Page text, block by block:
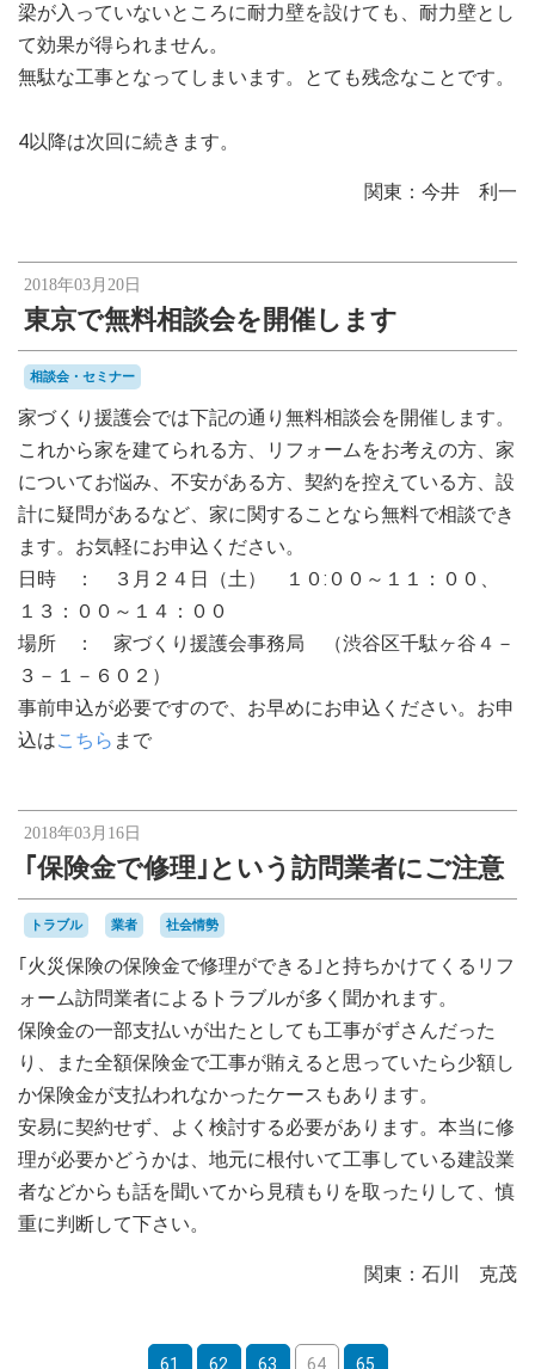
梁が入っていないところに耐力壁を設けても、耐力壁とし
て効果が得られません。
無駄な工事となってしまいます。とても残念なことです。
4以降は次回に続きます。
関東：今井 利一
2018年03月20日
東京で無料相談会を開催します
相談会・セミナー
家づくり援護会では下記の通り無料相談会を開催します。
これから家を建てられる方、リフォームをお考えの方、家
についてお悩み、不安がある方、契約を控えている方、設
計に疑問があるなど、家に関することなら無料で相談でき
ます。お気軽にお申込ください。
日時 ： ３月２４日（土） １０:００～１１：００、
１３：００～１４：００
場所 ： 家づくり援護会事務局 （渋谷区千駄ヶ谷４－
３－１－６０２）
事前申込が必要ですので、お早めにお申込ください。お申
込はこちら まで
2018年03月16日
｢保険金で修理｣という訪問業者にご注意
トラブル 業者 社会情勢
｢火災保険の保険金で修理ができる｣と持ちかけてくるリフ
ォーム訪問業者によるトラブルが多く聞かれます。
保険金の一部支払いが出たとしても工事がずさんだった
り、また全額保険金で工事が賄えると思っていたら少額し
か保険金が支払われなかったケースもあります。
安易に契約せず、よく検討する必要があります。本当に修
理が必要かどうかは、地元に根付いて工事している建設業
者などからも話を聞いてから見積もりを取ったりして、慎
重に判断して下さい。
関東：石川 克茂
61 62 63 64 65